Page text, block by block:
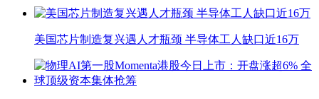
美国芯片制造复兴遇人才瓶颈 半导体工人缺口近16万